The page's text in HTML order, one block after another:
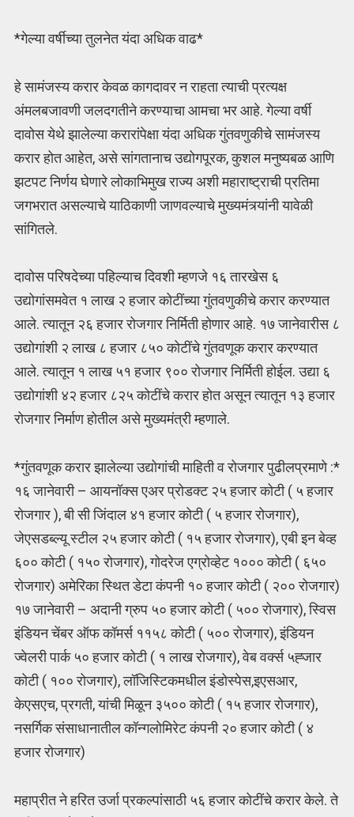
*गेल्या वर्षीच्या तुलनेत यंदा अधिक वाढ*
हे सामंजस्य करार केवळ कागदावर न राहता त्याची प्रत्यक्ष
अंमलबजावणी जलदगतीने करण्याचा आमचा भर आहे. गेल्या वर्षी
दावोस येथे झालेल्या करारांपेक्षा यंदा अधिक गुंतवणुकीचे सामंजस्य
करार होत आहेत, असे सांगतानाच उद्योगपूरक, कुशल मनुष्यबळ आणि
झटपट निर्णय घेणारे लोकाभिमुख राज्य अशी महाराष्ट्राची प्रतिमा
जगभरात असल्याचे याठिकाणी जाणवल्याचे मुख्यमंत्र्यांनी यावेळी
सांगितले.
दावोस परिषदेच्या पहिल्याच दिवशी म्हणजे १६ तारखेस ६
उद्योगांसमवेत १ लाख २ हजार कोटींच्या गुंतवणुकीचे करार करण्यात
आले. त्यातून २६ हजार रोजगार निर्मिती होणार आहे. १७ जानेवारीस ८
उद्योगांशी २ लाख ८ हजार ८५० कोटींचे गुंतवणूक करार करण्यात
आले. त्यातून १ लाख ५१ हजार ९०० रोजगार निर्मिती होईल. उद्या ६
उद्योगांशी ४२ हजार ८२५ कोटींचे करार होत असून त्यातून १३ हजार
रोजगार निर्माण होतील असे मुख्यमंत्री म्हणाले.
*गुंतवणूक करार झालेल्या उद्योगांची माहिती व रोजगार पुढीलप्रमाणे :*
१६ जानेवारी – आयनॉक्स एअर प्रोडक्ट २५ हजार कोटी ( ५ हजार
रोजगार ), बी सी जिंदाल ४१ हजार कोटी ( ५ हजार रोजगार),
जेएसडब्ल्यू स्टील २५ हजार कोटी ( १५ हजार रोजगार), एबी इन बेव्ह
६०० कोटी ( १५० रोजगार), गोदरेज एग्रोव्हेट १००० कोटी ( ६५०
रोजगार) अमेरिका स्थित डेटा कंपनी १० हजार कोटी ( २०० रोजगार)
१७ जानेवारी – अदानी ग्रुप ५० हजार कोटी ( ५०० रोजगार), स्विस
इंडियन चेंबर ऑफ कॉमर्स ११५८ कोटी ( ५०० रोजगार), इंडियन
ज्वेलरी पार्क ५० हजार कोटी ( १ लाख रोजगार), वेब वर्क्स ५ह्जार
कोटी ( १०० रोजगार), लॉजिस्टिकमधील इंडोस्पेस,इएसआर,
केएसएच, प्रगती, यांची मिळून ३५०० कोटी ( १५ हजार रोजगार),
नसर्गिक संसाधानातील कॉन्गलोमिरेट कंपनी २० हजार कोटी ( ४
हजार रोजगार)
महाप्रीत ने हरित उर्जा प्रकल्पांसाठी ५६ हजार कोटींचे करार केले. ते